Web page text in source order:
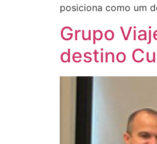
posiciona como um
Grupo
destino